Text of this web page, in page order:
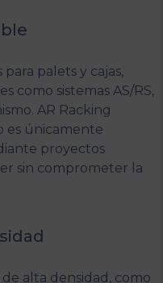
palets y cajas,
como sistemas AS/RS,
AR Racking
es únicamente
proyectos
sin comprometer la
alta densidad, como